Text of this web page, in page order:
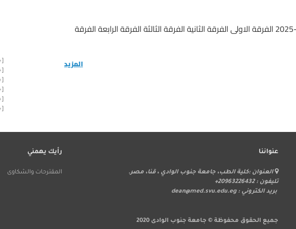
توزيع الإرشاد الاكاديمي للعام الجامعي 2024-2025 الفرقة الاولى الفرقة الثانية الفرقة الثالثة الفرقة الرابعة الفرقة
المزيد
عنواننا
العنوان :كلية الطب، جامعة جنوب الوادي ، قنا، مصر.
تليفون : 20963226432+
بريد الكتروني : dean@med.svu.edu.eg
جميع الحقوق محفوظة © جامعة جنوب الوادى 2020
رأيك يهمني
المقترحات والشكاوى